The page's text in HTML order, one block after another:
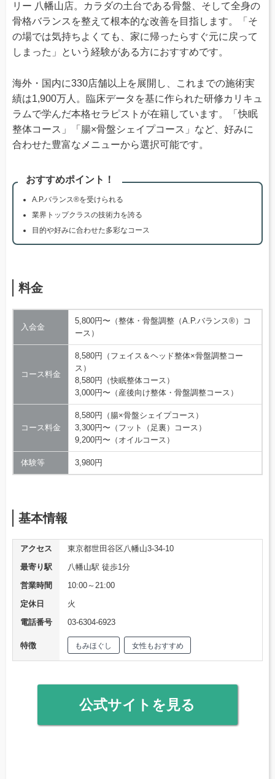
リー 八幡山店。カラダの土台である骨盤、そして全身の
骨格バランスを整えて根本的な改善を目指します。「そ
の場では気持ちよくても、家に帰ったらすぐ元に戻って
しまった」という経験がある方におすすめです。
海外・国内に330店舗以上を展開し、これまでの施術実
績は1,900万人。臨床データを基に作られた研修カリキュ
ラムで学んだ本格セラピストが在籍しています。「快眠
整体コース」「腸×骨盤シェイプコース」など、好みに
合わせた豊富なメニューから選択可能です。
おすすめポイント！
A.P.バランス®を受けられる
業界トップクラスの技術力を誇る
目的や好みに合わせた多彩なコース
料金
入会金
5,800円〜（整体・骨盤調整（A.P.バランス®）コ
ース）
コース料金
8,580円（フェイス＆ヘッド整体×骨盤調整コー
ス）
8,580円（快眠整体コース）
3,000円〜（産後向け整体・骨盤調整コース）
コース料金
8,580円（腸×骨盤シェイプコース）
3,300円〜（フット（足裏）コース）
9,200円〜（オイルコース）
体験等 3,980円
基本情報
アクセス
東京都世田谷区八幡山3-34-10
最寄り駅
八幡山駅 徒歩1分
営業時間
10:00～21:00
定休日
火
電話番号
03-6304-6923
特徴 もみほぐし 女性もおすすめ
公式サイトを見る